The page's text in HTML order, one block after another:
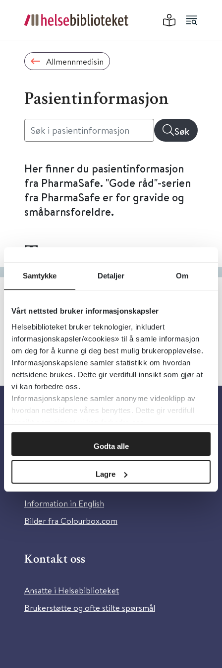
Samtykke Detaljer Om
Vårt nettsted bruker informasjonskapsler
Helsebiblioteket bruker teknologier, inkludert
informasjonskapsler/«cookies» til å samle informasjon
om deg for å kunne gi deg best mulig brukeropplevelse.
Informasjonskapslene samler statistikk om hvordan
nettsidene brukes. Dette gir verdifull innsikt som gjør at
vi kan forbedre oss.
Informasjonskapslene samler anonyme videoklipp av
hvordan nettsidene våres benyttes. Dette gir verdifull
innsikt som gjør at vi kan forbedre oss.
Godta alle
Lagre
Allmennmedisin
Pasientinformasjon
Søk
Her finner du pasientinformasjon
fra PharmaSafe. "Gode råd"-serien
fra PharmaSafe er for gravide og
småbarnsforeldre.
Tema
Gå til bokstav
Filter
2Treff Alfabetisk
Om oss
Om Helsebiblioteket
Personvern og informasjonskapsler
Tilgjengelighetserklæring
Information in English
Bilder fra Colourbox.com
Kontakt oss
Ansatte i Helsebiblioteket
Brukerstøtte og ofte stilte spørsmål